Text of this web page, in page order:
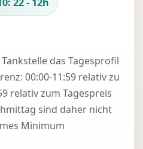
das Tagesprofil
00:00-11:59 relativ zu
relativ zum Tagespreis
sind daher nicht
Minimum